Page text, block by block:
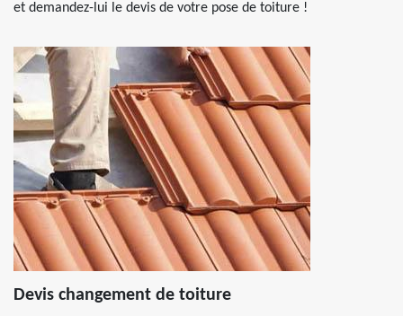
et demandez-lui le devis de votre pose de toiture !
Devis changement de toiture